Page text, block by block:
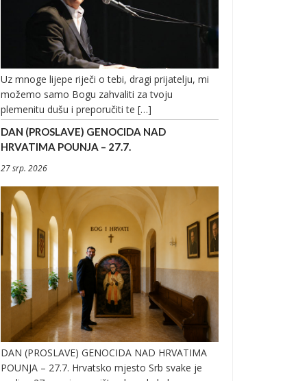
Uz mnoge lijepe riječi o tebi, dragi prijatelju, mi
možemo samo Bogu zahvaliti za tvoju
plemenitu dušu i preporučiti te […]
DAN (PROSLAVE) GENOCIDA NAD
HRVATIMA POUNJA – 27.7.
27 srp. 2026
DAN (PROSLAVE) GENOCIDA NAD HRVATIMA
POUNJA – 27.7. Hrvatsko mjesto Srb svake je